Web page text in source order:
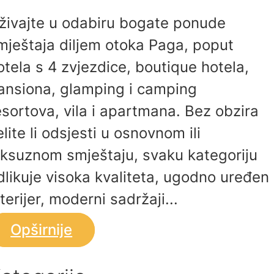
u odabiru bogate ponude
diljem otoka Paga, poput
s 4 zvjezdice, boutique hotela,
glamping i camping
vila i apartmana. Bez obzira
li odsjesti u osnovnom ili
smještaju, svaku kategoriju
visoka kvaliteta, ugodno uređen
moderni sadržaji...
Opširnije